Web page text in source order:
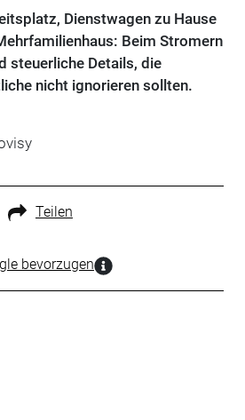
Dienstwagen zu Hause
Beim Stromern
steuerliche Details, die
nicht ignorieren sollten.
Teilen
bevorzugen